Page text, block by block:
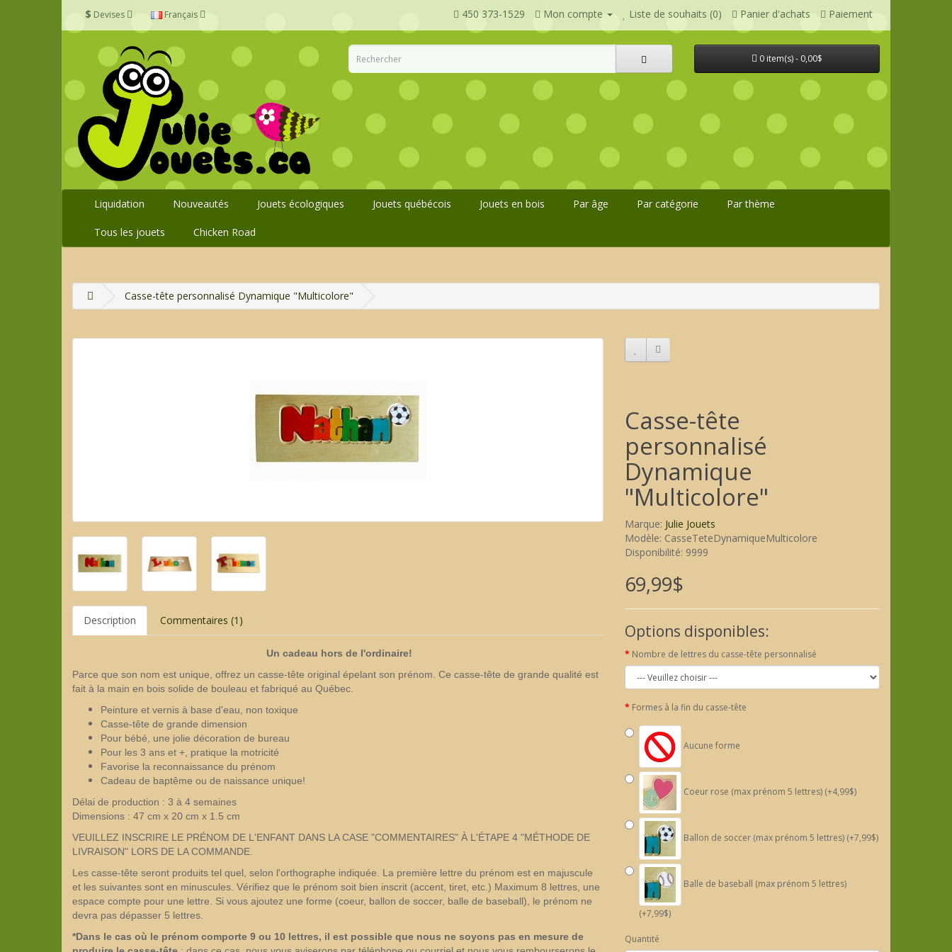
$ Devises Français 450 373-1529 Mon compte Liste de souhaits (0) Panier d'achats Paiement
0 item(s) - 0,00$
Liquidation Nouveautés Jouets écologiques Jouets québécois Jouets en bois Par âge Par catégorie Par thème
Tous les jouets Chicken Road
Casse-tête personnalisé Dynamique "Multicolore"
Description Commentaires (1)
Un cadeau hors de l'ordinaire!
Parce que son nom est unique, offrez un casse-tête original épelant son prénom. Ce casse-tête de grande qualité est
fait à la main en bois solide de bouleau et fabriqué au Québec.
Peinture et vernis à base d'eau, non toxique
Casse-tête de grande dimension
Pour bébé, une jolie décoration de bureau
Pour les 3 ans et +, pratique la motricité
Favorise la reconnaissance du prénom
Cadeau de baptême ou de naissance unique!
Délai de production : 3 à 4 semaines
Dimensions : 47 cm x 20 cm x 1.5 cm
VEUILLEZ INSCRIRE LE PRÉNOM DE L'ENFANT DANS LA CASE "COMMENTAIRES" À L'ÉTAPE 4 "MÉTHODE DE
LIVRAISON" LORS DE LA COMMANDE.
Les casse-tête seront produits tel quel, selon l'orthographe indiquée. La première lettre du prénom est en majuscule
et les suivantes sont en minuscules. Vérifiez que le prénom soit bien inscrit (accent, tiret, etc.) Maximum 8 lettres, une
espace compte pour une lettre. Si vous ajoutez une forme (coeur, ballon de soccer, balle de baseball), le prénom ne
devra pas dépasser 5 lettres.
*Dans le cas où le prénom comporte 9 ou 10 lettres, il est possible que nous ne soyons pas en mesure de
Casse-tête
personnalisé
Dynamique
"Multicolore"
Marque: Julie Jouets
Modèle: CasseTeteDynamiqueMulticolore
Disponibilité: 9999
69,99$
Options disponibles:
Nombre de lettres du casse-tête personnalisé
Formes à la fin du casse-tête
Aucune forme
Coeur rose (max prénom 5 lettres) (+4,99$)
Ballon de soccer (max prénom 5 lettres) (+7,99$)
Balle de baseball (max prénom 5 lettres)
(+7,99$)
Quantité